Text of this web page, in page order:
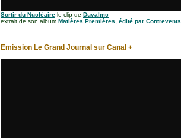
Sortir du Nucléaire le clip de Duvalmc
extrait de son album Matières Premières, édité par Contrevents
Emission Le Grand Journal sur Canal +